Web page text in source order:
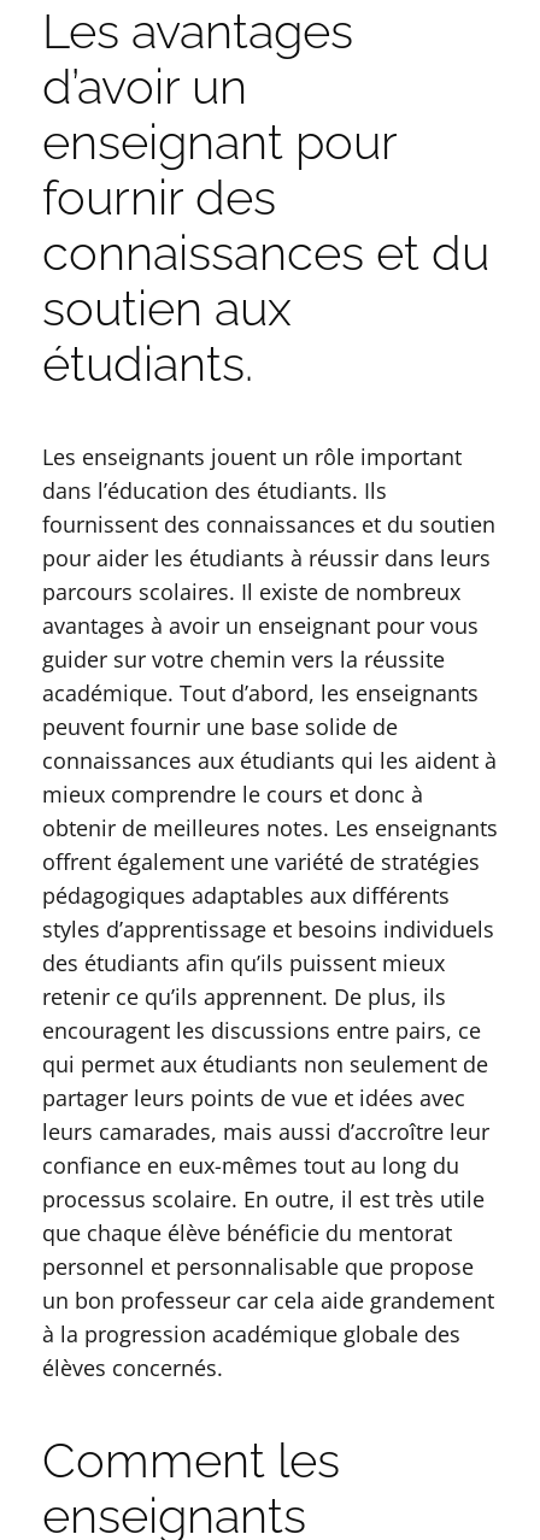
Les avantages
d’avoir un
enseignant pour
fournir des
connaissances et du
soutien aux
étudiants.
Les enseignants jouent un rôle important
dans l’éducation des étudiants. Ils
fournissent des connaissances et du soutien
pour aider les étudiants à réussir dans leurs
parcours scolaires. Il existe de nombreux
avantages à avoir un enseignant pour vous
guider sur votre chemin vers la réussite
académique. Tout d’abord, les enseignants
peuvent fournir une base solide de
connaissances aux étudiants qui les aident à
mieux comprendre le cours et donc à
obtenir de meilleures notes. Les enseignants
offrent également une variété de stratégies
pédagogiques adaptables aux différents
styles d’apprentissage et besoins individuels
des étudiants afin qu’ils puissent mieux
retenir ce qu’ils apprennent. De plus, ils
encouragent les discussions entre pairs, ce
qui permet aux étudiants non seulement de
partager leurs points de vue et idées avec
leurs camarades, mais aussi d’accroître leur
confiance en eux-mêmes tout au long du
processus scolaire. En outre, il est très utile
que chaque élève bénéficie du mentorat
personnel et personnalisable que propose
un bon professeur car cela aide grandement
à la progression académique globale des
élèves concernés.
Comment les
enseignants